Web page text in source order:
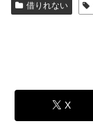
借りれない
X